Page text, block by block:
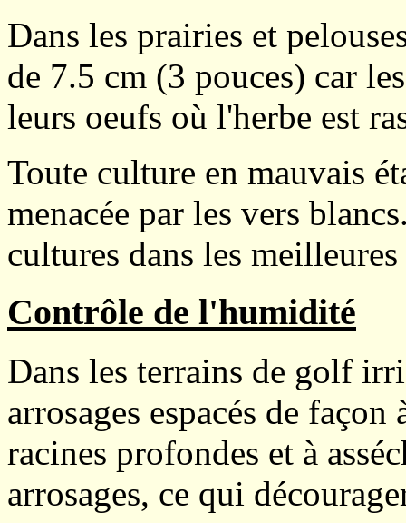
Dans les prairies et
de 7.5 cm (3 pouces) car
leurs oeufs où l'herbe est
Toute culture en mauvais
menacée par les vers
cultures dans les
Contrôle de l'humidité
Dans les terrains de golf
arrosages espacés de
racines profondes et à
arrosages, ce qui